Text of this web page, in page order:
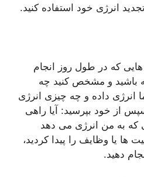
انرژی خود استفاده کنید.
که در طول روز انجام
باشید و مشخص کنید چه
داده و چه چیزی انرژی
از خود بپرسید: آیا راهی
که به من انرژی می دهد
ها یا وظایف را پیدا کردید،
دهید.